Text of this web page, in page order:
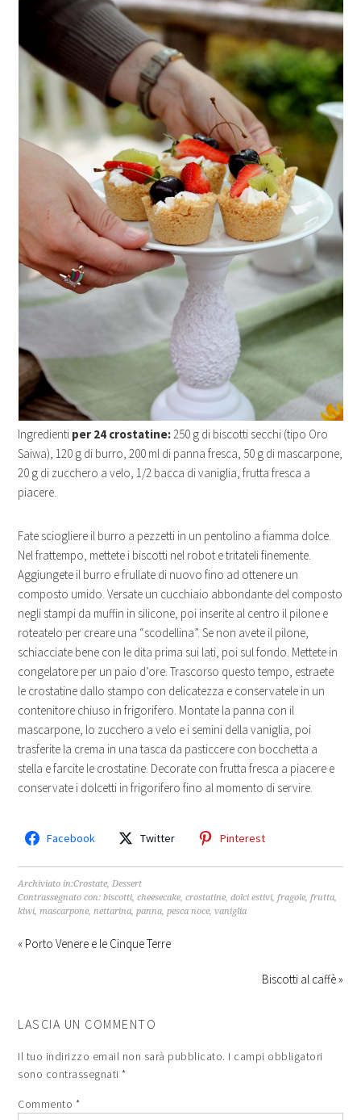
Ingredienti per 24 crostatine:250 g di biscotti secchi (tipo Oro
Saiwa), 120 g di burro, 200 ml di panna fresca, 50 g di mascarpone,
20 g di zucchero a velo, 1/2 bacca di vaniglia, frutta fresca a
piacere.
Fate sciogliere il burro a pezzetti in un pentolino a fiamma dolce.
Nel frattempo, mettete i biscotti nel robot e tritateli finemente.
Aggiungete il burro e frullate di nuovo fino ad ottenere un
composto umido. Versate un cucchiaio abbondante del composto
negli stampi da muffin in silicone, poi inserite al centro il pilone e
roteatelo per creare una “scodellina”. Se non avete il pilone,
schiacciate bene con le dita prima sui lati, poi sul fondo. Mettete in
congelatore per un paio d’ore. Trascorso questo tempo, estraete
le crostatine dallo stampo con delicatezza e conservatele in un
contenitore chiuso in frigorifero. Montate la panna con il
mascarpone, lo zucchero a velo e i semini della vaniglia, poi
trasferite la crema in una tasca da pasticcere con bocchetta a
stella e farcite le crostatine. Decorate con frutta fresca a piacere e
conservate i dolcetti in frigorifero fino al momento di servire.
Facebook Twitter Pinterest
Archiviato in:Crostate,Dessert
Contrassegnato con:biscotti,cheesecake,crostatine,dolci estivi,fragole,frutta,
kiwi,mascarpone,nettarina,panna,pesca noce,vaniglia
« Porto Venere e le Cinque Terre
Biscotti al caffè »
LASCIA UN COMMENTO
Il tuo indirizzo email non sarà pubblicato. I campi obbligatori
sono contrassegnati*
Commento *